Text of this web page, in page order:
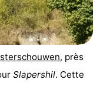
, près
Slapershil. Cette